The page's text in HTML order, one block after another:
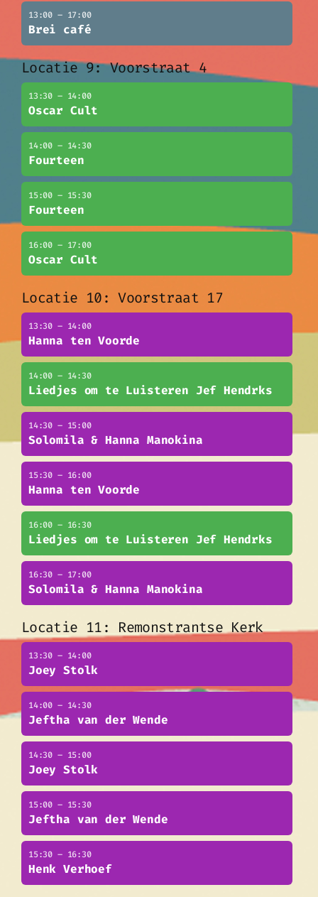
13:00 – 17:00
Brei café
Locatie 9: Voorstraat 4
13:30 – 14:00
Oscar Cult
14:00 – 14:30
Fourteen
15:00 – 15:30
Fourteen
16:00 – 17:00
Oscar Cult
Locatie 10: Voorstraat 17
13:30 – 14:00
Hanna ten Voorde
14:00 – 14:30
Liedjes om te Luisteren Jef Hendrks
14:30 – 15:00
Solomila & Hanna Manokina
15:30 – 16:00
Hanna ten Voorde
16:00 – 16:30
Liedjes om te Luisteren Jef Hendrks
16:30 – 17:00
Solomila & Hanna Manokina
Locatie 11: Remonstrantse Kerk
13:30 – 14:00
Joey Stolk
14:00 – 14:30
Jeftha van der Wende
14:30 – 15:00
Joey Stolk
15:00 – 15:30
Jeftha van der Wende
15:30 – 16:30
Henk Verhoef